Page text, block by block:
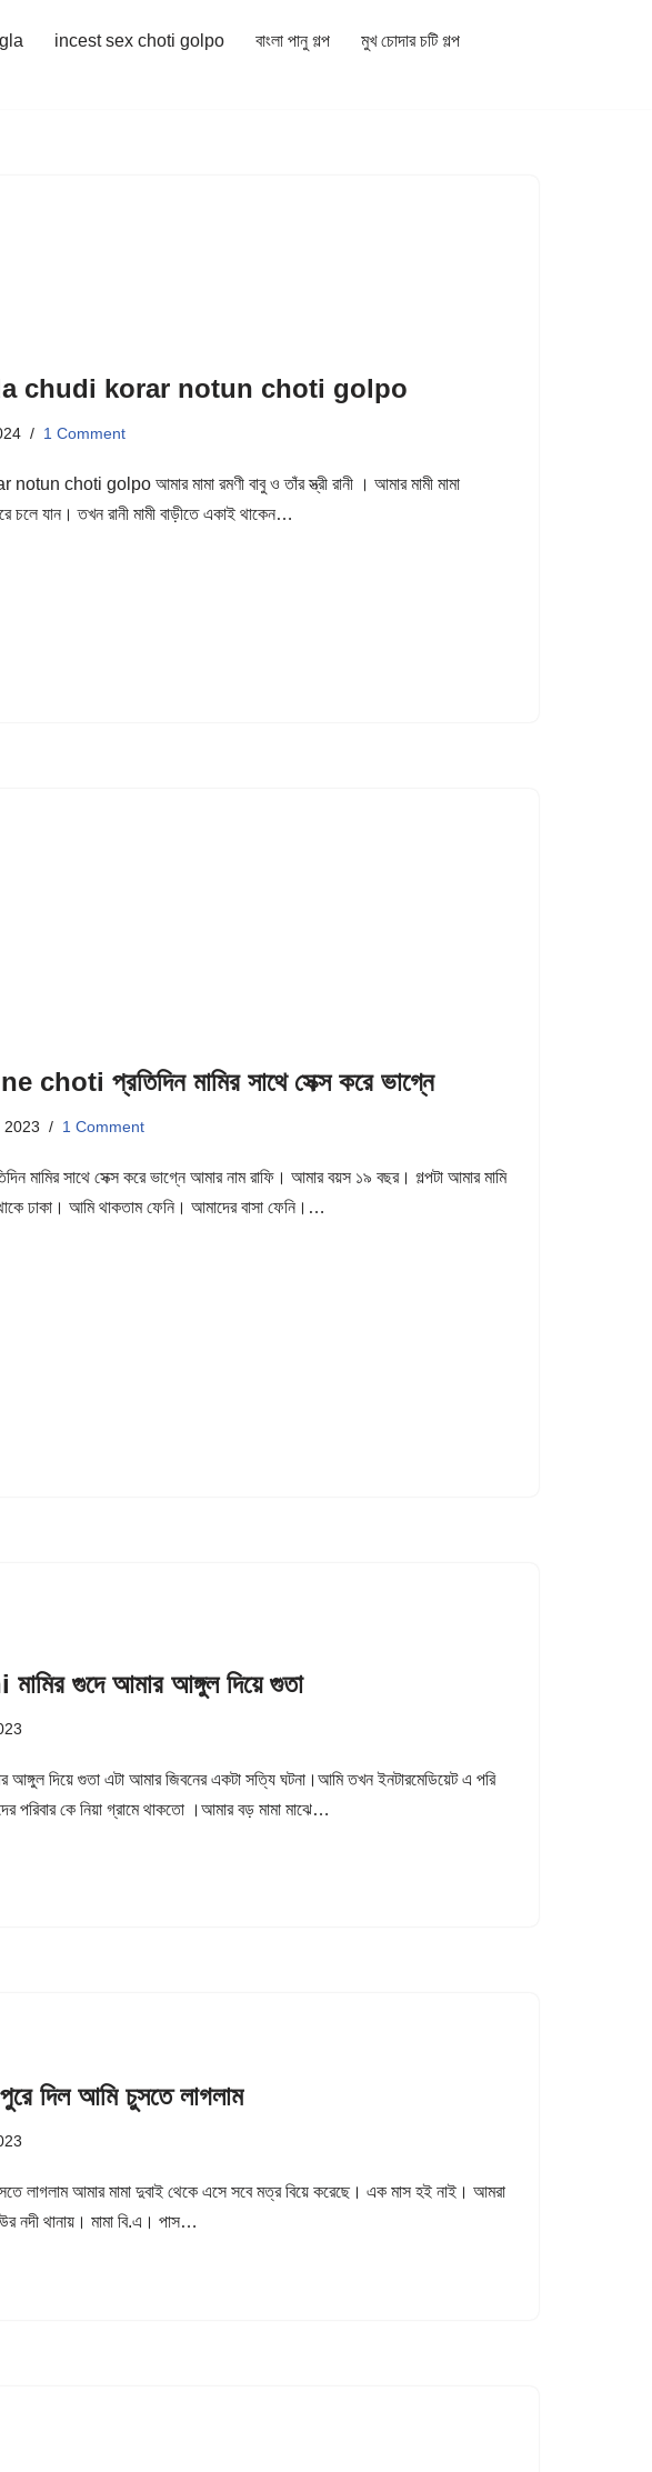
incest sex choti golpo বাংলা পানু গল্প
মুখ চোদার চটি গল্প
chudi korar notun choti golpo
1 Comment
choti golpo আমার মামা রমণী বাবু ও তাঁর স্ত্রী রানী । আমার মামী মামা
চলে যান। তখন রানী মামী বাড়ীতে একাই থাকেন…
প্রতিদিন মামির সাথে সেক্স করে ভাগ্নে
2023 1 Comment
সাথে সেক্স করে ভাগ্নে আমার নাম রাফি। আমার বয়স ১৯ বছর। গল্পটা আমার মামি
ঢাকা। আমি থাকতাম ফেনি। আমাদের বাসা ফেনি।…
গুদে আমার আঙ্গুল দিয়ে গুতা
দিয়ে গুতা এটা আমার জিবনের একটা সত্যি ঘটনা।আমি তখন ইনটারমেডিয়েট এ পরি
পরিবার কে নিয়া গ্রামে থাকতো ।আমার বড় মামা মাঝে…
দিল আমি চুসতে লাগলাম
লাগলাম আমার মামা দুবাই থেকে এসে সবে মত্র বিয়ে করেছে। এক মাস হই নাই। আমরা
নদী থানায়। মামা বি.এ। পাস…